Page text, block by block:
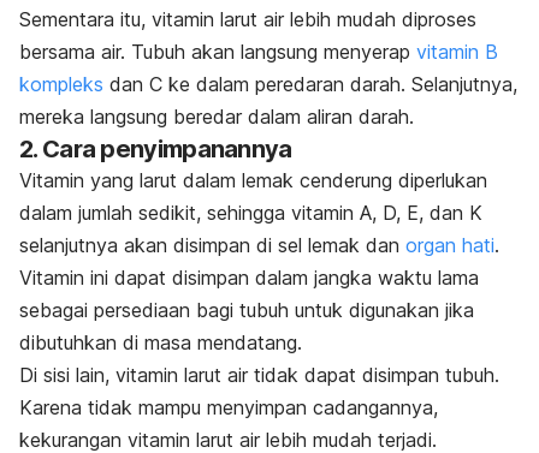
Sementara itu, vitamin larut air lebih mudah diproses
bersama air. Tubuh akan langsung menyerap vitamin B
kompleks dan C ke dalam peredaran darah. Selanjutnya,
mereka langsung beredar dalam aliran darah.
2. Cara penyimpanannya
Vitamin yang larut dalam lemak cenderung diperlukan
dalam jumlah sedikit, sehingga vitamin A, D, E, dan K
selanjutnya akan disimpan di sel lemak dan organ hati.
Vitamin ini dapat disimpan dalam jangka waktu lama
sebagai persediaan bagi tubuh untuk digunakan jika
dibutuhkan di masa mendatang.
Di sisi lain, vitamin larut air tidak dapat disimpan tubuh.
Karena tidak mampu menyimpan cadangannya,
kekurangan vitamin larut air lebih mudah terjadi.